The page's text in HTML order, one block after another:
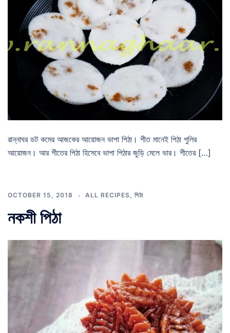
রান্নাঘর ডট কমের আজকের আয়োজন ভাপা পিঠা। শীত মানেই পিঠা পুলির
আয়োজন। আর শীতের পিঠা হিসেবে ভাপা পিঠার জুড়ি মেলে ভার। শীতের […]
OCTOBER 15, 2018 ALL RECIPES, পিঠা
নকশী পিঠা